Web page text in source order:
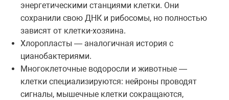
энергетическими станциями клетки. Они
сохранили свою ДНК и рибосомы, но полностью
зависят от клетки-хозяина.
Хлоропласты — аналогичная история с
цианобактериями.
Многоклеточные водоросли и животные —
клетки специализируются: нейроны проводят
сигналы, мышечные клетки сокращаются,